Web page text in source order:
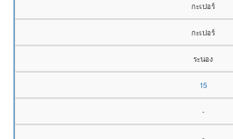
กะเปอร์
กะเปอร์
ระนอง
15
-